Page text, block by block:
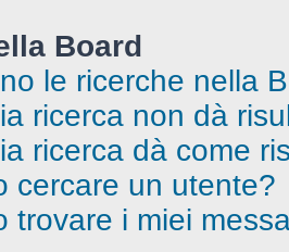
Board
le ricerche nella
ricerca non dà
ricerca dà come
cercare un utente?
trovare i miei